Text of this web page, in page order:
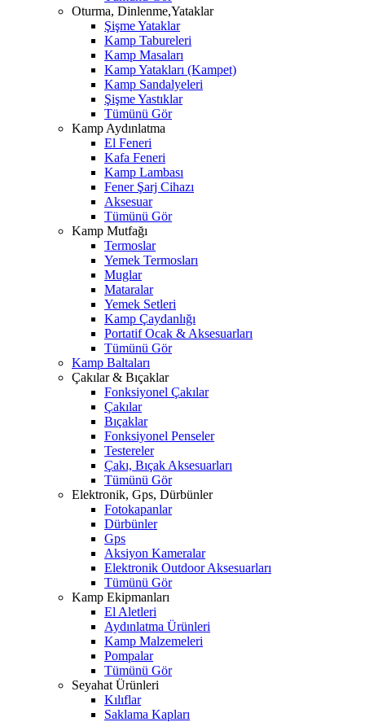
Oturma, Dinlenme,Yataklar
Şişme Yataklar
Kamp Tabureleri
Kamp Masaları
Kamp Yatakları (Kampet)
Kamp Sandalyeleri
Şişme Yastıklar
Tümünü Gör
Kamp Aydınlatma
El Feneri
Kafa Feneri
Kamp Lambası
Fener Şarj Cihazı
Aksesuar
Tümünü Gör
Kamp Mutfağı
Termoslar
Yemek Termosları
Muglar
Mataralar
Yemek Setleri
Kamp Çaydanlığı
Portatif Ocak & Aksesuarları
Tümünü Gör
Kamp Baltaları
Çakılar & Bıçaklar
Fonksiyonel Çakılar
Çakılar
Bıçaklar
Fonksiyonel Penseler
Testereler
Çakı, Bıçak Aksesuarları
Tümünü Gör
Elektronik, Gps, Dürbünler
Fotokapanlar
Dürbünler
Gps
Aksiyon Kameralar
Elektronik Outdoor Aksesuarları
Tümünü Gör
Kamp Ekipmanları
El Aletleri
Aydınlatma Ürünleri
Kamp Malzemeleri
Pompalar
Tümünü Gör
Seyahat Ürünleri
Kılıflar
Saklama Kapları